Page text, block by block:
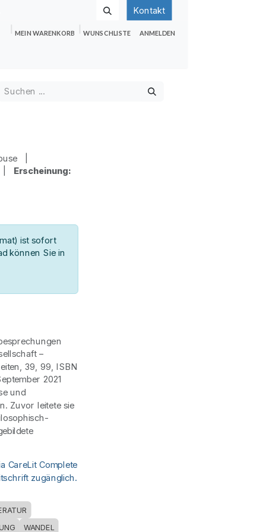
Kontakt
MEIN WARENKORB WUNSCHLISTE ANMELDEN
|
| Erscheinung:
ist sofort
können Sie in
–
39, 99, ISBN
2021
und
Zuvor leitete sie
CareLit Complete
zugänglich.
WANDEL